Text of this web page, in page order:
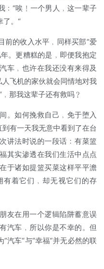
﹕“唉﹗一个男人﹐这一辈子
了。“
前的收入水平﹐同样买部“爱
。更糟糕的是﹐即便我抱定
车﹐也许在我还没有来得及
飞机的家伙就会同情地对我
那我这辈子还有救吗﹖
。如何挽救自己﹐免于堕入
有一天我无意中看到了在台
讲法时说的一段话﹕有菜篮
其实渗透在我们生活中点点
于诸如提篮买菜这样平平澹
着它们﹐却无视它们的存
友在用一个逻辑陷阱蓄意误
汽车﹐所以你是不幸的。但
汽车“与“幸福“并无必然的联